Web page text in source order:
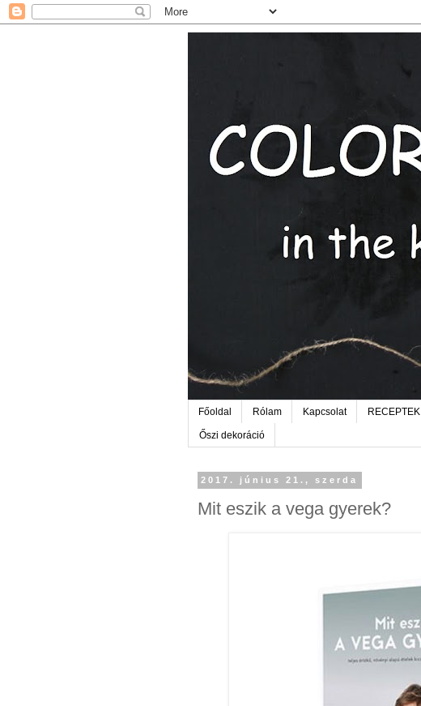
Főoldal Rólam Kapcsolat RECEPTEK
Őszi dekoráció
2017. június 21., szerda
Mit eszik a vega gyerek?